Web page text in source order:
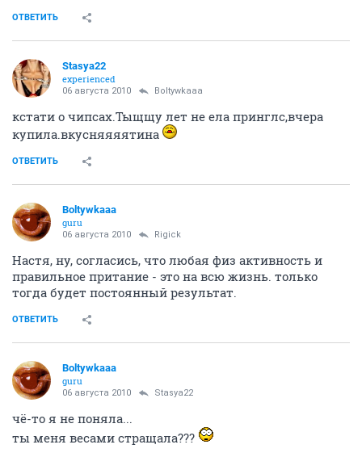
ОТВЕТИТЬ
Stasya22
experienced
06 августа 2010 Boltywkaaa
кстати о чипсах.Тыщщу лет не ела принглс,вчера
купила.вкусняяяятина
ОТВЕТИТЬ
Boltywkaaa
guru
06 августа 2010 Rigick
Настя, ну, согласись, что любая физ активность и
правильное притание - это на всю жизнь. только
тогда будет постоянный результат.
ОТВЕТИТЬ
Boltywkaaa
guru
06 августа 2010 Stasya22
чё-то я не поняла...
ты меня весами стращала???